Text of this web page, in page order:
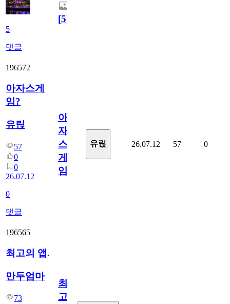
5
댓글
[5]
196572
아자스게
임?
유릱
57
0
0
26.07.12
0
댓글
아
자
스
게
임?
유릱 26.07.12 57 0
196565
최고의 앱.
만두엄마
73
최
고